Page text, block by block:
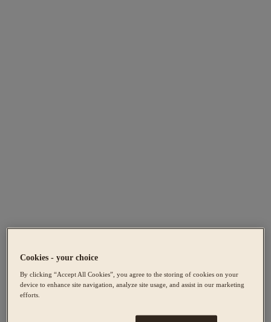
Cookies - your choice
By clicking “Accept All Cookies”, you agree to the storing of cookies on your
device to enhance site navigation, analyze site usage, and assist in our marketing
efforts.